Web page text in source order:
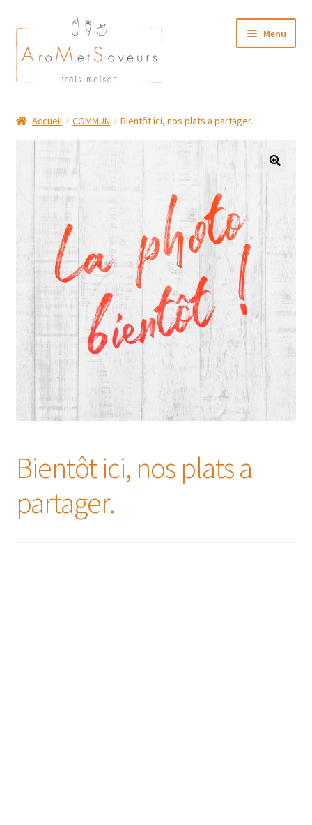
Aller
à
la
navigation
Aller
au
contenu
Menu
Plat du Jour/ Menu Week end
NOS BOUTIQUES
Accueil COMMUN Bientôt ici, nos plats a partager.
Bientôt ici, nos plats a
partager.